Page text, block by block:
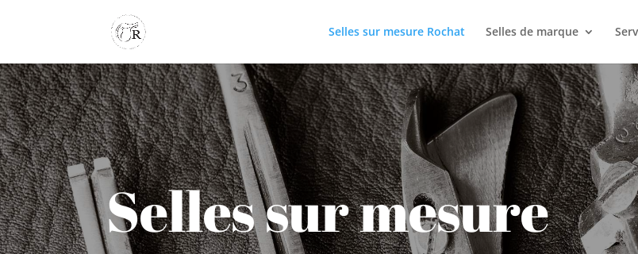
Selles sur mesure Rochat Selles de marque
Selles sur mesure